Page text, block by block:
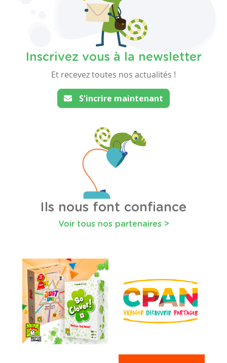
Inscrivez vous à la newsletter
Et recevez toutes nos actualités !
S'incrire maintenant
Ils nous font confiance
Voir tous nos partenaires >